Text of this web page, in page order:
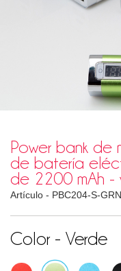
Power bank de
de batería
de 2200 mAh -
Artículo - PBC204-S-GRN
Color - Verde